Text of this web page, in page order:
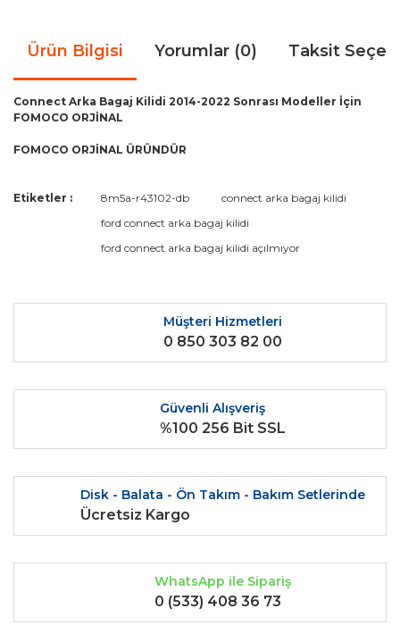
Ürün Bilgisi Yorumlar (0) Taksit
Connect Arka Bagaj Kilidi 2014-2022 Sonrası Modeller İçin
FOMOCO ORJİNAL
FOMOCO ORJİNAL ÜRÜNDÜR
Bu ürüne ilk yorumu siz yapın!
Bu ürünün fiyat bilgisi, resim, ürün açıklamalarında ve diğer
kullanarak tarafımıza iletebilirsiniz.
Görüş ve önerileriniz için teşekkür ederiz.
Ürün açıklamasında eksik bilgiler bulunuyor.
Ürün bilgilerinde hatalar bulunuyor.
Ürün fiyatı diğer sitelerden daha pahalı.
Bu ürüne benzer farklı alternatifler olmalı.
Gönder
Etiketler : 8m5a-r43102-db
connect arka bagaj kilidi
ford connect arka bagaj kilidi
ford connect arka bagaj kilidi açılmıyor
Müşteri Hizmetleri
0 850 303 82 00
Güvenli Alışveriş
%100 256 Bit SSL
Disk - Balata - Ön Takım - Bakım Setlerinde
Ücretsiz Kargo
WhatsApp ile Sipariş
0 (533) 408 36 73